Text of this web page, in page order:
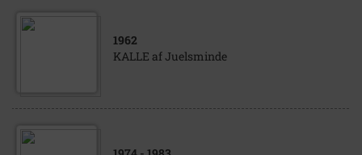
1962
KALLE af Juelsminde